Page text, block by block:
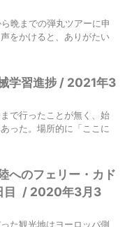
晩までの弾丸ツアーに申
をかけると、ありがたい
学習進捗 / 2021年3
で行ったことが無く、始
った。場所的に「ここに
のフェリー・カド
目 / 2020年3月3
た観光地はヨーロッパ側